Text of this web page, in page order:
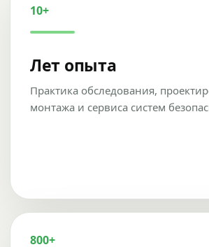
10+
Лет опыта
Практика обследования,
монтажа и сервиса систем
800+